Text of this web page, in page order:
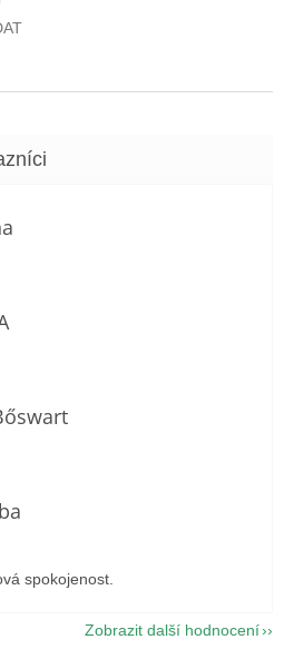
je 5 z 5 hvězdiček.
je 5 z 5 hvězdiček.
je 5 z 5 hvězdiček.
je 5 z 5 hvězdiček.
spokojenost.
Zobrazit další hodnocení